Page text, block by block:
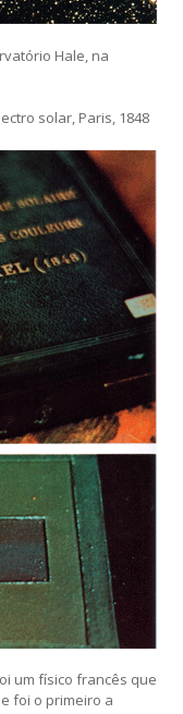
Hale, na
solar, Paris, 1848
um físico francês que
foi o primeiro a